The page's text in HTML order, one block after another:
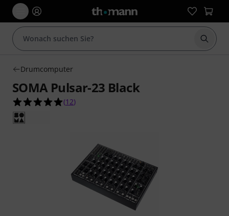
Suche
Drumcomputer
SOMA Pulsar-23 Black
5.0 von 5 Sternen aus 12 Kundenbewertungen
(12)